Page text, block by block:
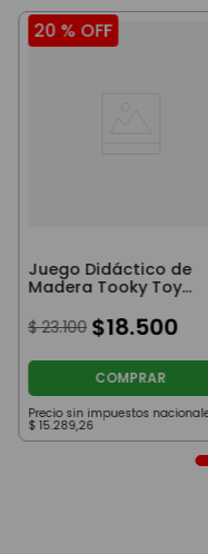
20 % OFF
Juego Didáctico de
Madera Tooky Toy
Puzzle de Frutas
$ 23.100 $18.500
COMPRAR
Precio sin impuestos
$ 15.289,26